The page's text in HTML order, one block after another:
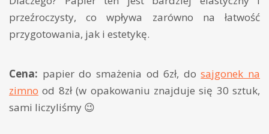
przeźroczysty, co wpływa zarówno na łatwość
przygotowania, jak i estetykę.
Cena: papier do smażenia od 6zł, dosajgonek na
zimno od 8zł (w opakowaniu znajduje się 30 sztuk,
sami liczyliśmy 😉